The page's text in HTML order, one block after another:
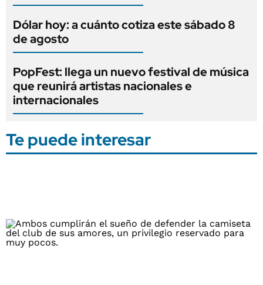
Dólar hoy: a cuánto cotiza este sábado 8
de agosto
PopFest: llega un nuevo festival de música
que reunirá artistas nacionales e
internacionales
Te puede interesar